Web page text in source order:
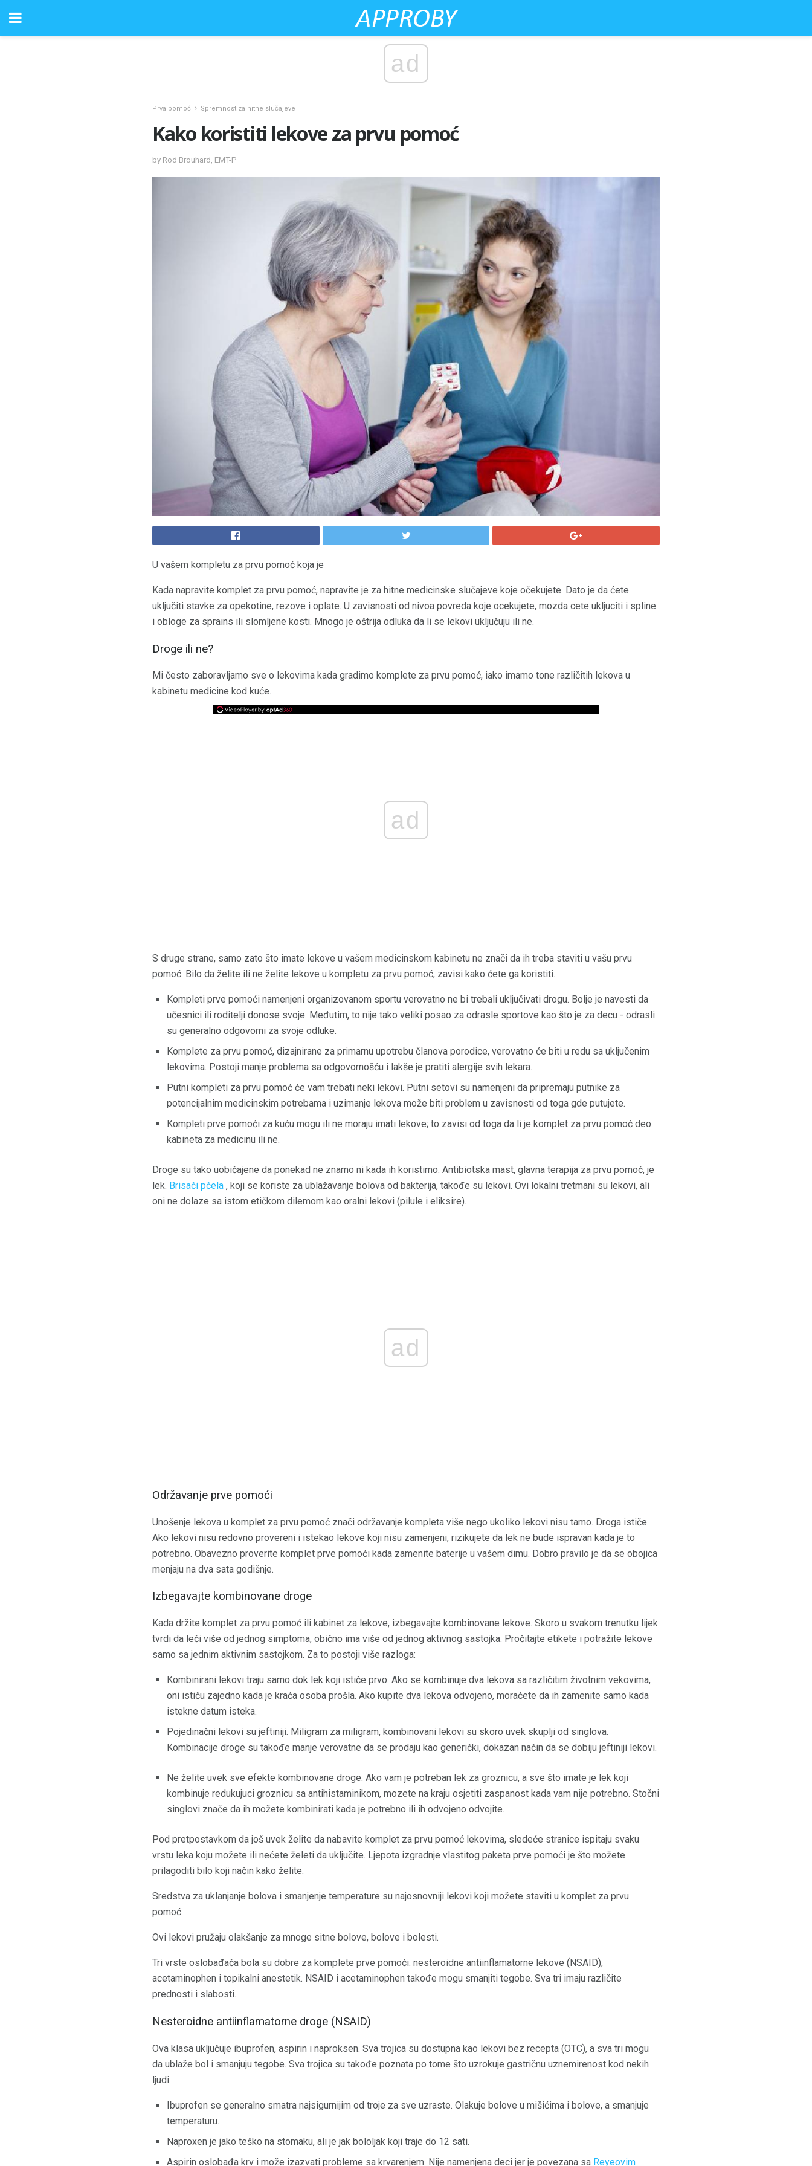
ad
Prva pomoć Spremnost za hitne slučajeve
Kako koristiti lekove za prvu pomoć
by Rod Brouhard, EMT-P
U vašem kompletu za prvu pomoć koja je
Kada napravite komplet za prvu pomoć, napravite je za hitne medicinske slučajeve koje očekujete. Dato je da ćete
uključiti stavke za opekotine, rezove i oplate. U zavisnosti od nivoa povreda koje ocekujete, mozda cete ukljuciti i spline
i obloge za sprains ili slomljene kosti. Mnogo je oštrija odluka da li se lekovi uključuju ili ne.
Droge ili ne?
Mi često zaboravljamo sve o lekovima kada gradimo komplete za prvu pomoć, iako imamo tone različitih lekova u
kabinetu medicine kod kuće.
ad
S druge strane, samo zato što imate lekove u vašem medicinskom kabinetu ne znači da ih treba staviti u vašu prvu
pomoć. Bilo da želite ili ne želite lekove u kompletu za prvu pomoć, zavisi kako ćete ga koristiti.
Kompleti prve pomoći namenjeni organizovanom sportu verovatno ne bi trebali uključivati ​​drogu. Bolje je navesti da
učesnici ili roditelji donose svoje. Međutim, to nije tako veliki posao za odrasle sportove kao što je za decu - odrasli
su generalno odgovorni za svoje odluke.
Komplete za prvu pomoć, dizajnirane za primarnu upotrebu članova porodice, verovatno će biti u redu sa uključenim
lekovima. Postoji manje problema sa odgovornošću i lakše je pratiti alergije svih lekara.
Putni kompleti za prvu pomoć će vam trebati neki lekovi. Putni setovi su namenjeni da pripremaju putnike za
potencijalnim medicinskim potrebama i uzimanje lekova može biti problem u zavisnosti od toga gde putujete.
Kompleti prve pomoći za kuću mogu ili ne moraju imati lekove; to zavisi od toga da li je komplet za prvu pomoć deo
kabineta za medicinu ili ne.
Droge su tako uobičajene da ponekad ne znamo ni kada ih koristimo. Antibiotska mast, glavna terapija za prvu pomoć, je
lek. Brisači pčela , koji se koriste za ublažavanje bolova od bakterija, takođe su lekovi. Ovi lokalni tretmani su lekovi, ali
oni ne dolaze sa istom etičkom dilemom kao oralni lekovi (pilule i eliksire).
ad
Održavanje prve pomoći
Unošenje lekova u komplet za prvu pomoć znači održavanje kompleta više nego ukoliko lekovi nisu tamo. Droga ističe.
Ako lekovi nisu redovno provereni i istekao lekove koji nisu zamenjeni, rizikujete da lek ne bude ispravan kada je to
potrebno. Obavezno proverite komplet prve pomoći kada zamenite baterije u vašem dimu. Dobro pravilo je da se obojica
menjaju na dva sata godišnje.
Izbegavajte kombinovane droge
Kada držite komplet za prvu pomoć ili kabinet za lekove, izbegavajte kombinovane lekove. Skoro u svakom trenutku lijek
tvrdi da leči više od jednog simptoma, obično ima više od jednog aktivnog sastojka. Pročitajte etikete i potražite lekove
samo sa jednim aktivnim sastojkom. Za to postoji više razloga:
Kombinirani lekovi traju samo dok lek koji ističe prvo. Ako se kombinuje dva lekova sa različitim životnim vekovima,
oni ističu zajedno kada je kraća osoba prošla. Ako kupite dva lekova odvojeno, moraćete da ih zamenite samo kada
istekne datum isteka.
Pojedinačni lekovi su jeftiniji. Miligram za miligram, kombinovani lekovi su skoro uvek skuplji od singlova.
Kombinacije droge su takođe manje verovatne da se prodaju kao generički, dokazan način da se dobiju jeftiniji lekovi.
Ne želite uvek sve efekte kombinovane droge. Ako vam je potreban lek za groznicu, a sve što imate je lek koji
kombinuje redukujuci groznicu sa antihistaminikom, mozete na kraju osjetiti zaspanost kada vam nije potrebno. Stočni
singlovi znače da ih možete kombinirati kada je potrebno ili ih odvojeno odvojite.
Pod pretpostavkom da još uvek želite da nabavite komplet za prvu pomoć lekovima, sledeće stranice ispitaju svaku
vrstu leka koju možete ili nećete želeti da uključite. Ljepota izgradnje vlastitog paketa prve pomoći je što možete
prilagoditi bilo koji način kako želite.
Sredstva za uklanjanje bolova i smanjenje temperature su najosnovniji lekovi koji možete staviti u komplet za prvu
pomoć.
Ovi lekovi pružaju olakšanje za mnoge sitne bolove, bolove i bolesti.
Tri vrste oslobađača bola su dobre za komplete prve pomoći: nesteroidne antiinflamatorne lekove (NSAID),
acetaminophen i topikalni anestetik. NSAID i acetaminophen takođe mogu smanjiti tegobe. Sva tri imaju različite
prednosti i slabosti.
Nesteroidne antiinflamatorne droge (NSAID)
Ova klasa uključuje ibuprofen, aspirin i naproksen. Sva trojica su dostupna kao lekovi bez recepta (OTC), a sva tri mogu
da ublaže bol i smanjuju tegobe. Sva trojica su takođe poznata po tome što uzrokuje gastričnu uznemirenost kod nekih
ljudi.
Ibuprofen se generalno smatra najsigurnijim od troje za sve uzraste. Olakuje bolove u mišićima i bolove, a smanjuje
temperaturu.
Naproxen je jako teško na stomaku, ali je jak bololjak koji traje do 12 sati.
Aspirin oslobađa krv i može izazvati probleme sa krvarenjem. Nije namenjena deci jer je povezana sa Reyeovim